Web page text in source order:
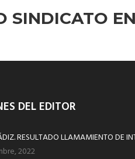
SINDICATO
DEL EDITOR
RESULTADO LLAMAMIENTO DE
2022